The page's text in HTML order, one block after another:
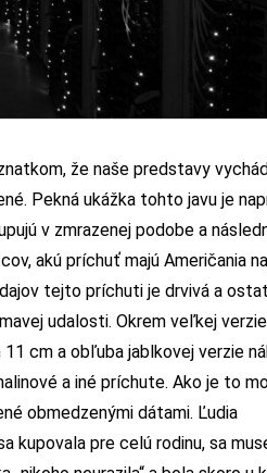
že naše predstavy
Pekná ukážka tohto javu je
v zmrazenej podobe a
akú príchuť majú Američania
tejto príchuti je drvivá a
udalosti. Okrem veľkej verzie
cm a obľuba jablkovej verzie
a iné príchute. Ako je to
obmedzenými dátami. Ľudia
kupovala pre celú rodinu, sa